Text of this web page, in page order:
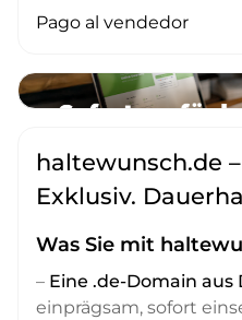
Pago al vendedor
haltewunsch.de
Exklusiv.
Was Sie mit
– Eine .de-Domain
einprägsam, sofort